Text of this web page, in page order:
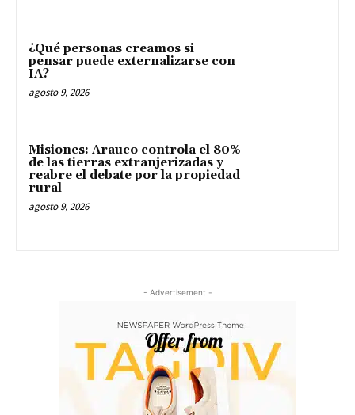
¿Qué personas creamos si
pensar puede externalizarse con
IA?
agosto 9, 2026
Misiones: Arauco controla el 80%
de las tierras extranjerizadas y
reabre el debate por la propiedad
rural
agosto 9, 2026
- Advertisement -